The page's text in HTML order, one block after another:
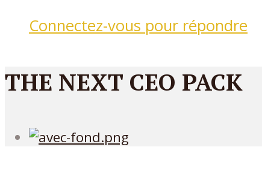
Connectez-vous pour répondre
THE NEXT CEO PACK